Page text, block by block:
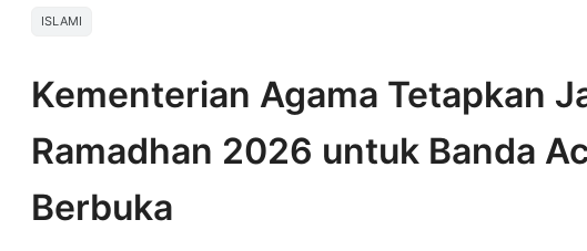
ISLAMI
Kementerian Agama Tetapkan
Ramadhan 2026 untuk Banda
Berbuka